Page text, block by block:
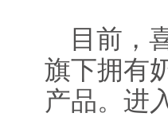
目前，
旗下拥有
产品。进